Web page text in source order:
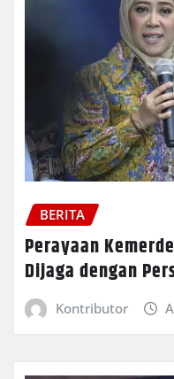
BERITA
Perayaan
Dijaga dengan
Kontributor